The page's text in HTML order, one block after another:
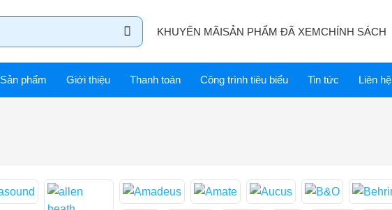
KHUYẾN MÃISẢN PHẨM ĐÃ XEMCHÍNH SÁCH
Sản phẩm Giới thiệu Thanh toán Công trình tiêu biểu Tin tức Liên hệ